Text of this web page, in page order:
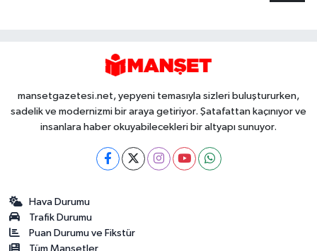
mansetgazetesi.net, yepyeni temasıyla sizleri buluştururken,
sadelik ve modernizmi bir araya getiriyor. Şatafattan kaçınıyor ve
insanlara haber okuyabilecekleri bir altyapı sunuyor.
Hava Durumu
Trafik Durumu
Puan Durumu ve Fikstür
Tüm Manşetler